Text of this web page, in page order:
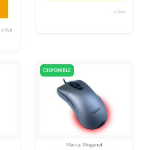
c/iva
c/iva
DISPONIBLE
Marca: Noganet